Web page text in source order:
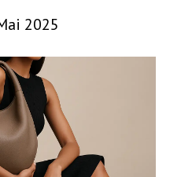
2025